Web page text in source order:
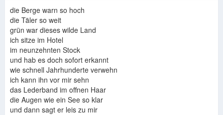
Juliane Werding juliane werding I
die Berge warn so hoch
die Täler so weit
grün war dieses wilde Land
ich sitze im Hotel
im neunzehnten Stock
und hab es doch sofort erkannt
wie schnell Jahrhunderte verwehn
ich kann ihn vor mir sehn
das Lederband im offnen Haar
die Augen wie ein See so klar
und dann sagt er leis zu mir